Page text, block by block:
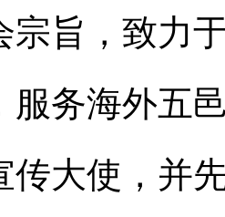
宗旨，致力
服务海外五
传大使，并